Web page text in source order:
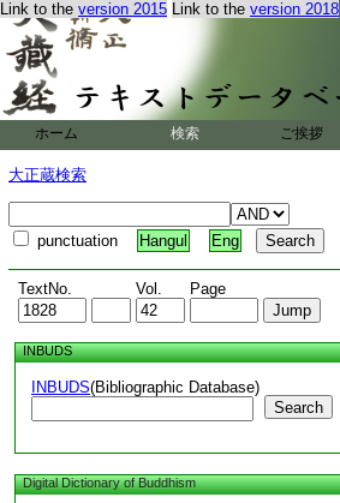
Link to the version 2015 Link to the version 2018
ホーム 検索 ご挨拶
大正蔵検索
punctuation Hangul Eng
TextNo. Vol. Page
INBUDS
INBUDS(Bibliographic Database)
Search
Digital Dictionary of Buddhism